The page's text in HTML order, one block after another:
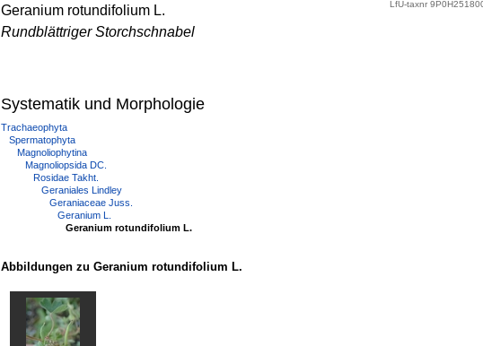
Geranium rotundifolium L.
Rundblättriger Storchschnabel
LfU-taxnr
Systematik und Morphologie
Trachaeophyta
Spermatophyta
Magnoliophytina
Magnoliopsida DC.
Rosidae Takht.
Geraniales Lindley
Geraniaceae Juss.
Geranium L.
Geranium rotundifolium L.
Abbildungen zu Geranium rotundifolium L.